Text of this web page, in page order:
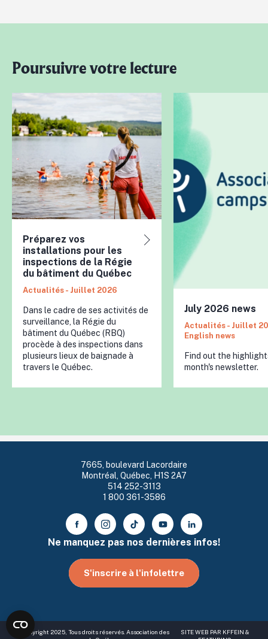
Poursuivre votre lecture
Préparez vos
installations pour les
inspections de la Régie
du bâtiment du Québec
Actualités - Juillet 2026
Dans le cadre de ses activités de
surveillance, la Régie du
bâtiment du Québec (RBQ)
procède à des inspections dans
plusieurs lieux de baignade à
travers le Québec.
July 2026 news
Actualités - Juillet
English news
Find out the
month's newsletter.
Ne manquez pas nos dernières infos!
S'inscrire à l'infolettre
7665, boulevard Lacordaire
Montréal, Québec, H1S 2A7
514 252-3113
1 800 361-3586
© Copyright 2025, Tous droits réservés. Association des
SITE WEB PAR KFFEIN &